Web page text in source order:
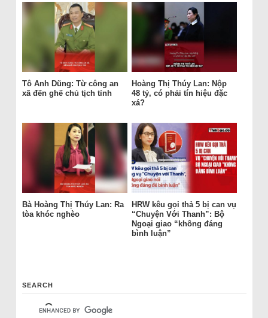
Tô Anh Dũng: Từ công an
xã đến ghế chủ tịch tỉnh
Hoàng Thị Thúy Lan: Nộp
48 tỷ, có phải tín hiệu đặc
xá?
Bà Hoàng Thị Thúy Lan: Ra
tòa khóc nghèo
HRW kêu gọi thả 5 bị can vụ
“Chuyện Với Thanh”: Bộ
Ngoại giao “không đáng
bình luận”
SEARCH